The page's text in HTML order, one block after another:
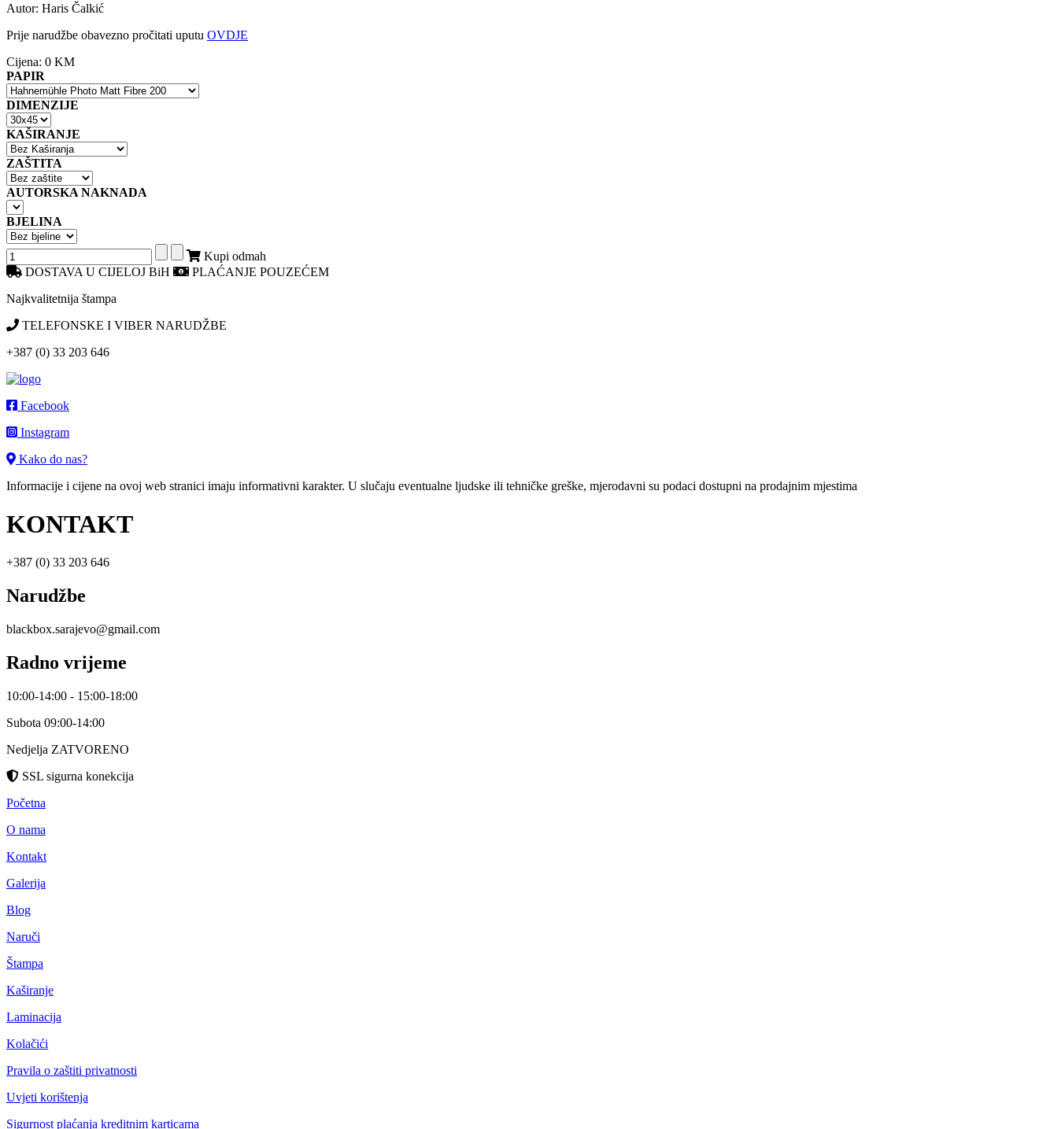
Autor: Haris Čalkić
Prije narudžbe obavezno pročitati uputu OVDJE
Cijena: 0 KM
PAPIR
DIMENZIJE
KAŠIRANJE
ZAŠTITA
AUTORSKA NAKNADA
BJELINA
Kupi odmah
DOSTAVA U CIJELOJ BiH
PLAĆANJE POUZEĆEM
Najkvalitetnija štampa
TELEFONSKE I VIBER NARUDŽBE
+387 (0) 33 203 646
Facebook
Instagram
Kako do nas?
Informacije i cijene na ovoj web stranici imaju informativni karakter. U slučaju eventualne ljudske ili tehničke greške, mjerodavni su podaci dostupni na prodajnim mjestima
KONTAKT
+387 (0) 33 203 646
Narudžbe
blackbox.sarajevo@gmail.com
Radno vrijeme
10:00-14:00 - 15:00-18:00
Subota 09:00-14:00
Nedjelja ZATVORENO
SSL sigurna konekcija
Početna
O nama
Kontakt
Galerija
Blog
Naruči
Štampa
Kaširanje
Laminacija
Kolačići
Pravila o zaštiti privatnosti
Uvjeti korištenja
Sigurnost plaćanja kreditnim karticama